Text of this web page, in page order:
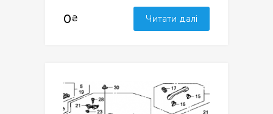
0₴ Читати далі